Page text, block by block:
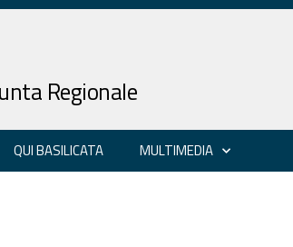
Regionale
QUI BASILICATA MULTIMEDIA